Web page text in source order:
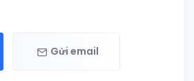
Gửi email